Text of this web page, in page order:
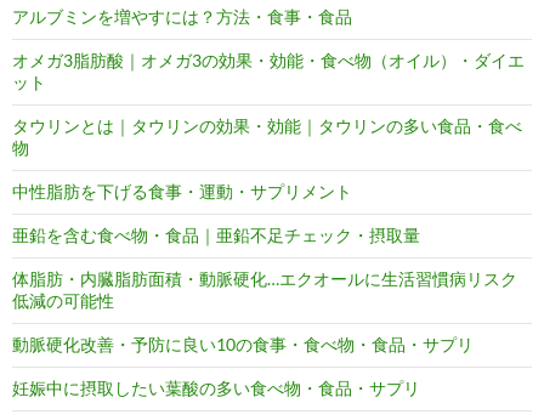
アルブミンを増やすには？方法・食事・食品
オメガ3脂肪酸｜オメガ3の効果・効能・食べ物（オイル）・ダイエ
ット
タウリンとは｜タウリンの効果・効能｜タウリンの多い食品・食べ
物
中性脂肪を下げる食事・運動・サプリメント
亜鉛を含む食べ物・食品｜亜鉛不足チェック・摂取量
体脂肪・内臓脂肪面積・動脈硬化…エクオールに生活習慣病リスク
低減の可能性
動脈硬化改善・予防に良い10の食事・食べ物・食品・サプリ
妊娠中に摂取したい葉酸の多い食べ物・食品・サプリ